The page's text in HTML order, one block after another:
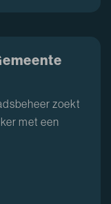
zoekt
met een